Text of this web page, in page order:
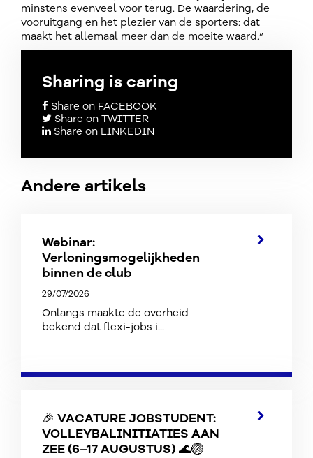
minstens evenveel voor terug. De waardering, de
vooruitgang en het plezier van de sporters: dat
maakt het allemaal meer dan de moeite waard.”
Sharing is caring
Share on FACEBOOK
Share on TWITTER
Share on LINKEDIN
Andere artikels
Webinar:
Verloningsmogelijkheden
binnen de club
29/07/2026
Onlangs maakte de overheid
bekend dat flexi-jobs i...
🎉 VACATURE JOBSTUDENT:
VOLLEYBALINITIATIES AAN
ZEE (6–17 AUGUSTUS) 🌊🏐